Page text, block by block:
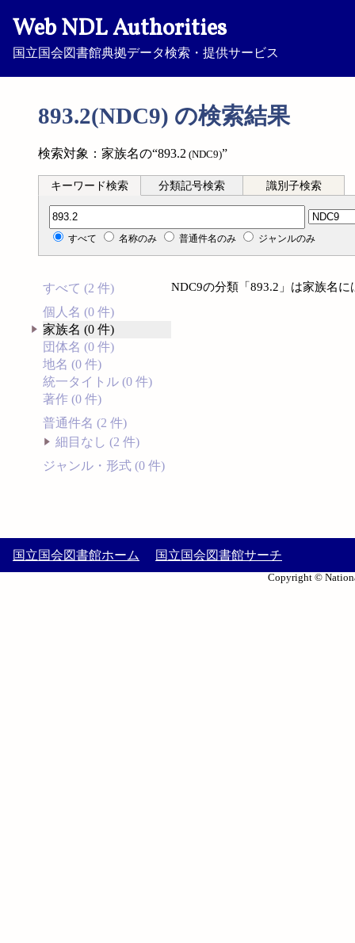
Web NDL Authorities
国立国会図書館典拠データ検索・提供サービス
893.2(NDC9) の検索結果
検索対象：家族名の“893.2 (NDC9)”
キーワード検索 分類記号検索 識別子検索
分類記号検索
すべて 名称のみ 普通件名のみ ジャンルのみ
すべて (2 件)
個人名 (0 件)
家族名 (0 件)
団体名 (0 件)
地名 (0 件)
統一タイトル (0 件)
著作 (0 件)
普通件名 (2 件)
細目なし (2 件)
ジャンル・形式 (0 件)
NDC9の分類「893.2」は家族名
国立国会図書館ホーム 国立国会図書館サーチ
Copyright ©